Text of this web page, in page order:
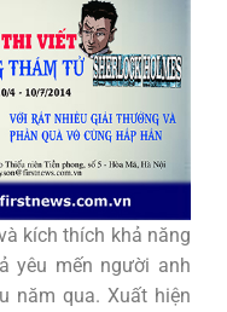
kích thích khả năng
yêu mến người anh
năm qua. Xuất hiện